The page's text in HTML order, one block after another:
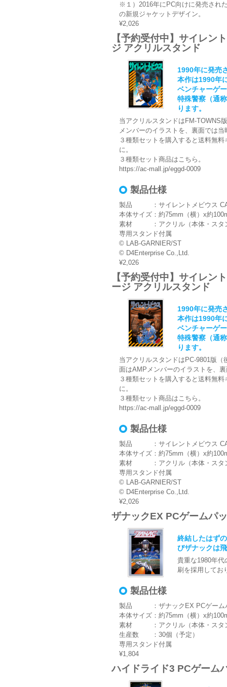
※１）2016年にPC向けに発売され
の新規ジャケットデザイン。
¥2,026
【予約受付中】サイレン
ジ アクリルスタンド
1990年に発売
本作は1990年
ベンチャーゲ
特殊警察（通
ります。
当アクリルスタンドはFM-TOWNS
メンバーのイラストを、裏面では
３種類セットを購入すると送料無
に。
３種類セット商品はこちら。
https://ac-mall.jp/eggd-0009
製品仕様
製品 ：サイレントメビウス
本体サイズ：約75mm（横）x約
素材 ：アクリル（本体・スタ
専用スタンド付属
© LAB-GARNIER/ST
© D4Enterprise Co.,Ltd.
¥2,026
【予約受付中】サイレン
ージ アクリルスタンド
1990年に発売
本作は1990年
ベンチャーゲ
特殊警察（通
ります。
当アクリルスタンドはPC-9801版
面はAMPメンバーのイラストを、
３種類セットを購入すると送料無
に。
３種類セット商品はこちら。
https://ac-mall.jp/eggd-0009
製品仕様
製品 ：サイレントメビウス
本体サイズ：約75mm（横）x約
素材 ：アクリル（本体・スタ
専用スタンド付属
© LAB-GARNIER/ST
© D4Enterprise Co.,Ltd.
¥2,026
ザナックEX PCゲームパ
終結したはず
びザナックは
貴重な1980年
刷を採用してお
製品仕様
製品 ：ザナックEX PCゲームパ
本体サイズ：約75mm（横）x約
素材 ：アクリル（本体・スタ
生産数 ：30個（予定）
専用スタンド付属
¥1,804
ハイドライド3 PCゲーム